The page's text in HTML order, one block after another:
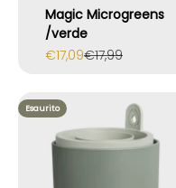
Magic Microgreens
/verde
Prezzo scontato
€17,09Prezzo
€17,99
Esaurito